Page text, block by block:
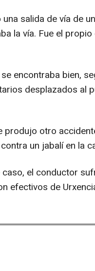
salida de vía de
la vía. Fue el
encontraba bien,
desplazados al
otro
un jabalí en la
el conductor
efectivos de